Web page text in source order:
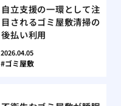
自立支援の一環として注
目されるゴミ屋敷清掃の
後払い利用
2026.04.05
ゴミ屋敷